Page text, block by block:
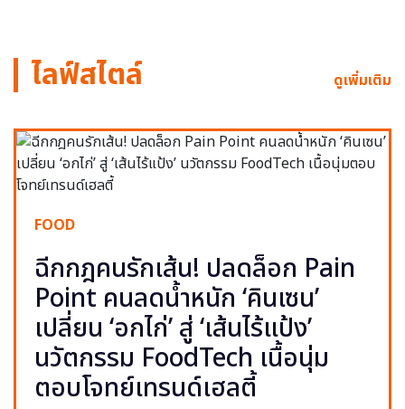
ไลฟ์สไตล์ ดูเพิ่มเติม
FOOD
ฉีกกฎคนรักเส้น! ปลดล็อก Pain
Point คนลดน้ำหนัก ‘คินเซน’
เปลี่ยน ‘อกไก่’ สู่ ‘เส้นไร้แป้ง’
นวัตกรรม FoodTech เนื้อนุ่ม
ตอบโจทย์เทรนด์เฮลตี้